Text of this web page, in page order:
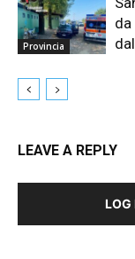
Provincia
LEAVE A REPLY
LOG